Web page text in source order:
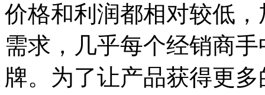
价格和利润都相对较低
需求，几乎每个经销商
牌。为了让产品获得更